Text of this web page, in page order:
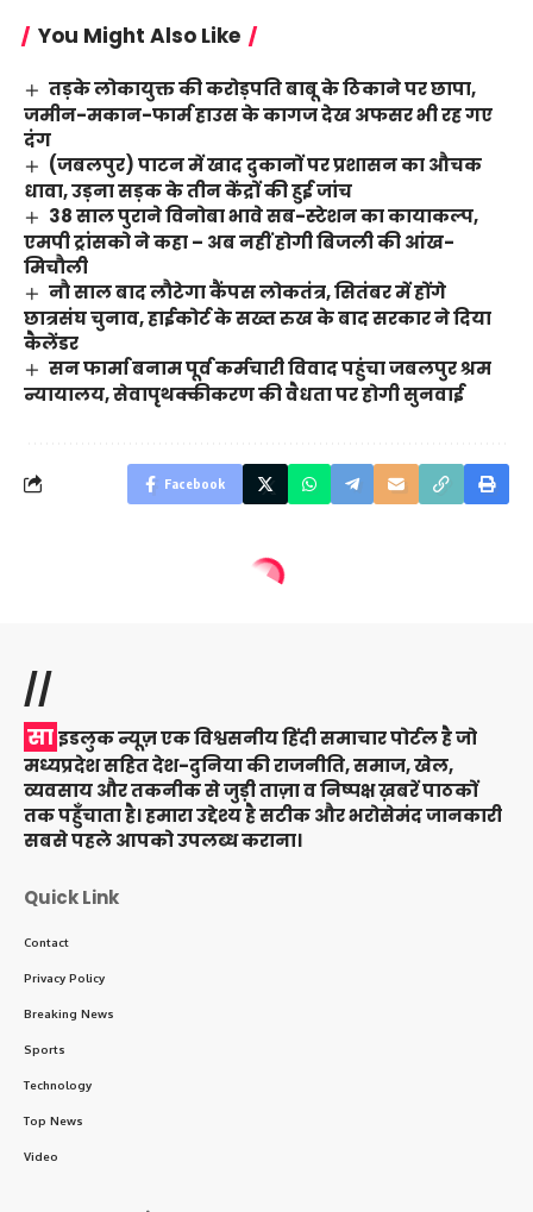
You Might Also Like
तड़के लोकायुक्त की करोड़पति बाबू के ठिकाने पर छापा,
जमीन-मकान-फार्म हाउस के कागज देख अफसर भी रह गए
दंग
(जबलपुर) पाटन में खाद दुकानों पर प्रशासन का औचक
धावा, उड़ना सड़क के तीन केंद्रों की हुई जांच
38 साल पुराने विनोबा भावे सब-स्टेशन का कायाकल्प,
एमपी ट्रांसको ने कहा – अब नहीं होगी बिजली की आंख-
मिचौली
नौ साल बाद लौटेगा कैंपस लोकतंत्र, सितंबर में होंगे
छात्रसंघ चुनाव, हाईकोर्ट के सख्त रुख के बाद सरकार ने दिया
कैलेंडर
सन फार्मा बनाम पूर्व कर्मचारी विवाद पहुंचा जबलपुर श्रम
न्यायालय, सेवापृथक्कीकरण की वैधता पर होगी सुनवाई
Facebook
//
साइडलुक न्यूज़ एक विश्वसनीय हिंदी समाचार पोर्टल है जो
मध्यप्रदेश सहित देश-दुनिया की राजनीति, समाज, खेल,
व्यवसाय और तकनीक से जुड़ी ताज़ा व निष्पक्ष ख़बरें पाठकों
तक पहुँचाता है। हमारा उद्देश्य है सटीक और भरोसेमंद जानकारी
सबसे पहले आपको उपलब्ध कराना।
Quick Link
Contact
Privacy Policy
Breaking News
Sports
Technology
Top News
Video